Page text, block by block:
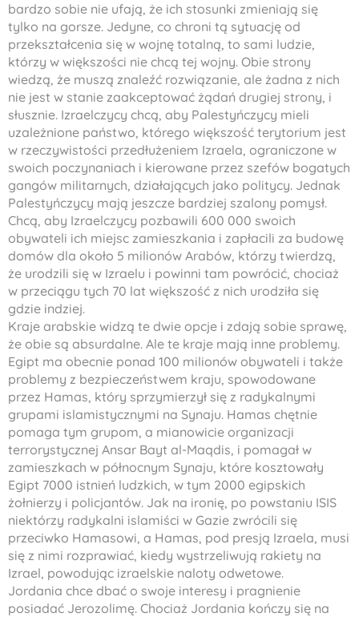
bardzo sobie nie ufają, że ich stosunki zmieniają się
tylko na gorsze. Jedyne, co chroni tą sytuację od
przekształcenia się w wojnę totalną, to sami ludzie,
którzy w większości nie chcą tej wojny. Obie strony
wiedzą, że muszą znaleźć rozwiązanie, ale żadna z nich
nie jest w stanie zaakceptować żądań drugiej strony, i
słusznie. Izraelczycy chcą, aby Palestyńczycy mieli
uzależnione państwo, którego większość terytorium jest
w rzeczywistości przedłużeniem Izraela, ograniczone w
swoich poczynaniach i kierowane przez szefów bogatych
gangów militarnych, działających jako politycy. Jednak
Palestyńczycy mają jeszcze bardziej szalony pomysł.
Chcą, aby Izraelczycy pozbawili 600 000 swoich
obywateli ich miejsc zamieszkania i zapłacili za budowę
domów dla około 5 milionów Arabów, którzy twierdzą,
że urodzili się w Izraelu i powinni tam powrócić, chociaż
w przeciągu tych 70 lat większość z nich urodziła się
gdzie indziej.
Kraje arabskie widzą te dwie opcje i zdają sobie sprawę,
że obie są absurdalne. Ale te kraje mają inne problemy.
Egipt ma obecnie ponad 100 milionów obywateli i także
problemy z bezpieczeństwem kraju, spowodowane
przez Hamas, który sprzymierzył się z radykalnymi
grupami islamistycznymi na Synaju. Hamas chętnie
pomaga tym grupom, a mianowicie organizacji
terrorystycznej Ansar Bayt al-Maqdis, i pomagał w
zamieszkach w północnym Synaju, które kosztowały
Egipt 7000 istnień ludzkich, w tym 2000 egipskich
żołnierzy i policjantów. Jak na ironię, po powstaniu ISIS
niektórzy radykalni islamiści w Gazie zwrócili się
przeciwko Hamasowi, a Hamas, pod presją Izraela, musi
się z nimi rozprawiać, kiedy wystrzeliwują rakiety na
Izrael, powodując izraelskie naloty odwetowe.
Jordania chce dbać o swoje interesy i pragnienie
posiadać Jerozolimę. Chociaż Jordania kończy się na